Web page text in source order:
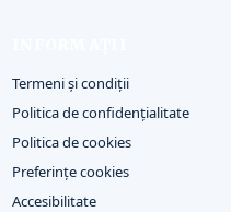
Termeni și condiții
Politica de confidențialitate
Politica de cookies
Preferințe cookies
Accesibilitate